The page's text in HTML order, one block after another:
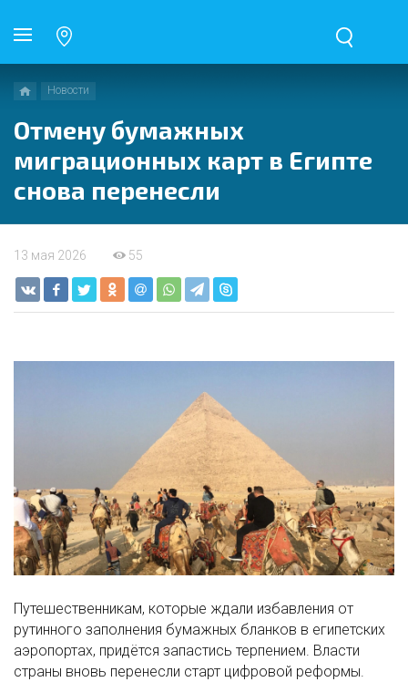
Новости
Отмену бумажных
миграционных карт в Египте
снова перенесли
13 мая 2026 55
Путешественникам, которые ждали избавления от
рутинного заполнения бумажных бланков в египетских
аэропортах, придётся запастись терпением. Власти
страны вновь перенесли старт цифровой реформы.